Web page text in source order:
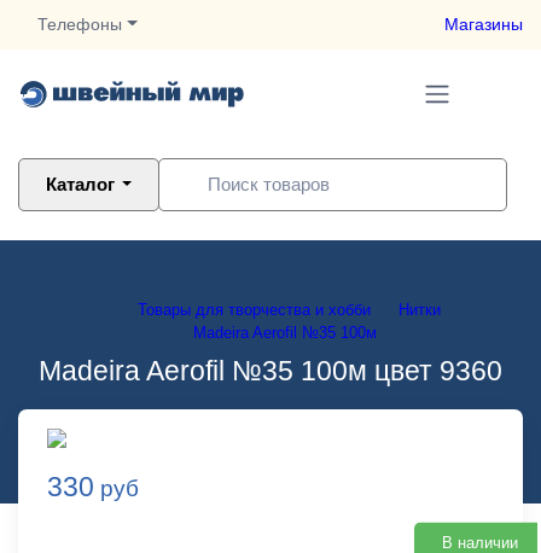
Телефоны Магазины
Каталог
Товары для творчества и хобби
Нитки
Madeira Aerofil №35 100м
Madeira Aerofil №35 100м цвет 9360
330 руб
В наличии